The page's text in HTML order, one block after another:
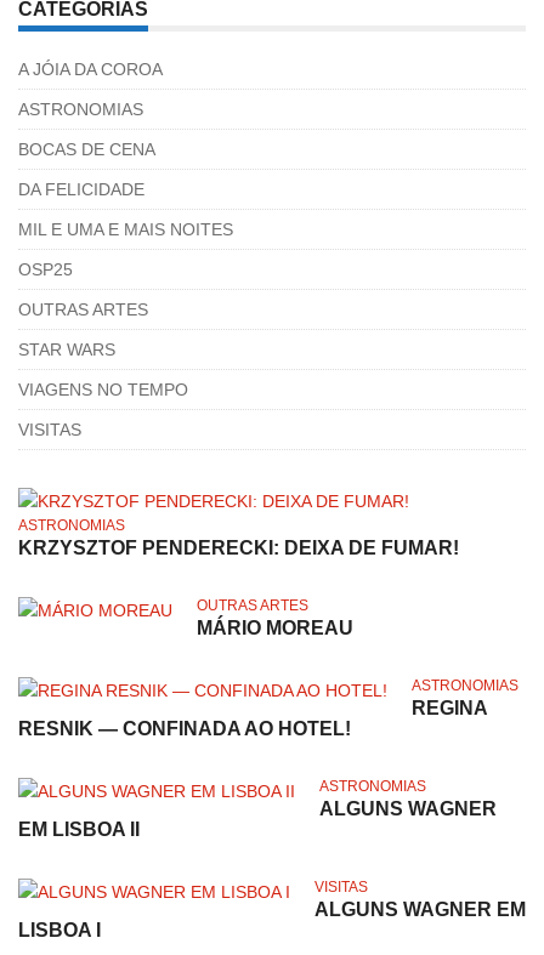
CATEGORIAS
A JÓIA DA COROA
ASTRONOMIAS
BOCAS DE CENA
DA FELICIDADE
MIL E UMA E MAIS NOITES
OSP25
OUTRAS ARTES
STAR WARS
VIAGENS NO TEMPO
VISITAS
ASTRONOMIAS
KRZYSZTOF PENDERECKI: DEIXA DE FUMAR!
OUTRAS ARTES
MÁRIO MOREAU
ASTRONOMIAS
REGINA
RESNIK — CONFINADA AO HOTEL!
ASTRONOMIAS
ALGUNS WAGNER
EM LISBOA II
VISITAS
ALGUNS WAGNER EM
LISBOA I